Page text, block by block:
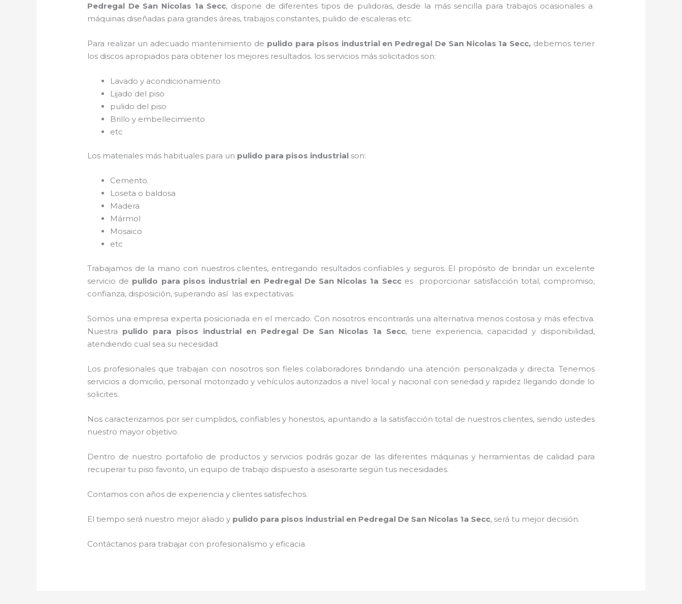
Pedregal De San Nicolas 1a Secc, dispone de diferentes tipos de pulidoras, desde la más sencilla para trabajos ocasionales a
máquinas diseñadas para grandes áreas, trabajos constantes, pulido de escaleras etc.
Para realizar un adecuado mantenimiento de pulido para pisos industrialen Pedregal De San Nicolas 1a Secc, debemos tener
los discos apropiados para obtener los mejores resultados. los servicios más solicitados son:
Lavado y acondicionamiento
Lijado del piso
pulido del piso
Brillo y embellecimiento
etc
Los materiales más habituales para un pulido para pisos industrial son:
Cemento.
Loseta o baldosa
Madera
Mármol
Mosaico
etc
Trabajamos de la mano con nuestros clientes, entregando resultados confiables y seguros. El propósito de brindar un excelente
servicio de pulido para pisos industrial en Pedregal De San Nicolas 1a Secces proporcionar satisfacción total, compromiso,
confianza, disposición, superando así las expectativas.
Somos una empresa experta posicionada en el mercado. Con nosotros encontrarás una alternativa menos costosa y más efectiva.
Nuestra pulido para pisos industrial en Pedregal De San Nicolas 1a Secc, tiene experiencia, capacidad y disponibilidad,
atendiendo cual sea su necesidad.
Los profesionales que trabajan con nosotros son fieles colaboradores brindando una atención personalizada y directa. Tenemos
servicios a domicilio, personal motorizado y vehículos autorizados a nivel local y nacional con seriedad y rapidez llegando donde lo
solicites.
Nos caracterizamos por ser cumplidos, confiables y honestos, apuntando a la satisfacción total de nuestros clientes, siendo ustedes
nuestro mayor objetivo.
Dentro de nuestro portafolio de productos y servicios podrás gozar de las diferentes máquinas y herramientas de calidad para
recuperar tu piso favorito, un equipo de trabajo dispuesto a asesorarte según tus necesidades.
Contamos con años de experiencia y clientes satisfechos.
El tiempo será nuestro mejor aliado y pulido para pisos industrial en Pedregal De San Nicolas 1a Secc, será tu mejor decisión.
Contáctanos para trabajar con profesionalismo y eficacia.